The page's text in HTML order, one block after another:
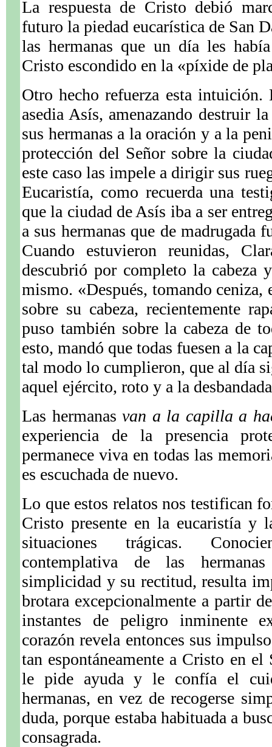
La respuesta de Cristo debió
futuro la piedad eucarística de San
las hermanas que un día les
Cristo escondido en la «píxide de
Otro hecho refuerza esta
asedia Asís, amenazando destruir
sus hermanas a la oración y a la
protección del Señor sobre la
este caso las impele a dirigir sus
Eucaristía, como recuerda una
que la ciudad de Asís iba a ser
a sus hermanas que de madrugada
Cuando estuvieron reunidas,
descubrió por completo la cabeza
mismo. «Después, tomando ceniza,
sobre su cabeza, recientemente
puso también sobre la cabeza de
esto, mandó que todas fuesen a la
tal modo lo cumplieron, que al día
aquel ejército, roto y a la
Las hermanasvan a la capilla a
experiencia de la presencia
permanece viva en todas las
es escuchada de nuevo.
Lo que estos relatos nos testifican
Cristo presente en la eucaristía y
situaciones trágicas.
contemplativa de las
simplicidad y su rectitud, resulta
brotara excepcionalmente a partir
instantes de peligro inminente
corazón revela entonces sus
tan espontáneamente a Cristo en
le pide ayuda y le confía el
hermanas, en vez de recogerse
duda, porque estaba habituada a
consagrada.